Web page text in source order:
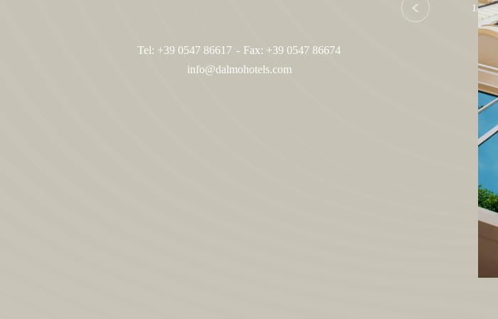
1 /5
Tel: +39 0547 86617 - Fax: +39 0547 86674
info@dalmohotels.com